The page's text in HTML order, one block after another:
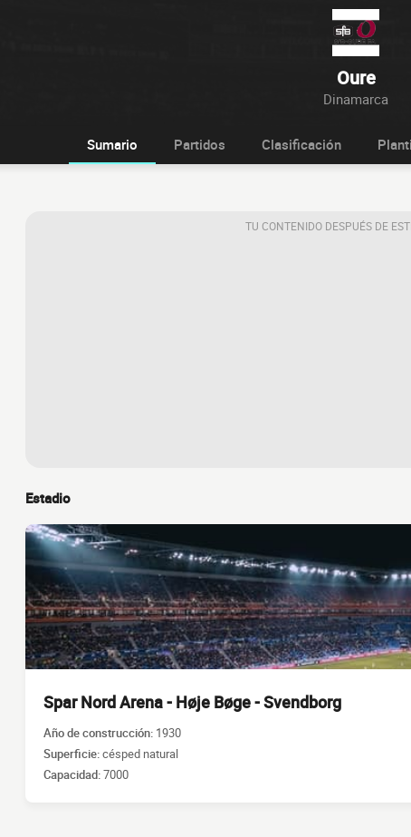
Oure
Dinamarca
Sumario Partidos Clasificación
TU CONTENIDO DESPUÉS DE
Estadio
Spar Nord Arena - Høje Bøge - Svendborg
Año de construcción: 1930
Superficie:césped natural
Capacidad:7000